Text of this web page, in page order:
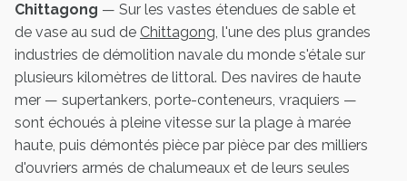
Chittagong — Sur les vastes étendues de sable et
de vase au sud de Chittagong, l'une des plus grandes
industries de démolition navale du monde s'étale sur
plusieurs kilomètres de littoral. Des navires de haute
mer — supertankers, porte-conteneurs, vraquiers —
sont échoués à pleine vitesse sur la plage à marée
haute, puis démontés pièce par pièce par des milliers
d'ouvriers armés de chalumeaux et de leurs seules